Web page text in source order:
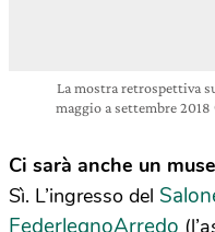
La mostra retrospettiva
maggio a settembre
Ci sarà anche un
Sì. L’ingresso del